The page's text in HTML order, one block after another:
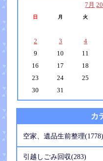
7月
日 月 火
2
3 4
9
10 11
16
17 18
23
24 25
30
31
カ
空家、遺品生前整理(1778)
引越しごみ回収(283)